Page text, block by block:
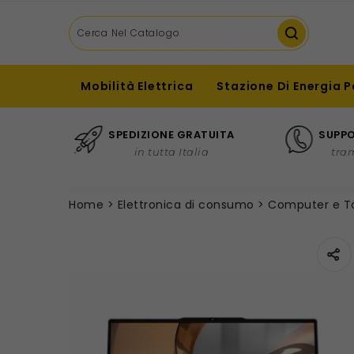
Mobilità Elettrica Stazione Di Energia
SPEDIZIONE GRATUITA
in tutta Italia
Home Elettronica di consumo Computer e